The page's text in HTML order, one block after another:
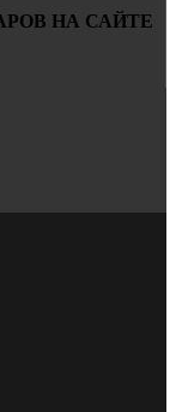
НА САЙТЕ